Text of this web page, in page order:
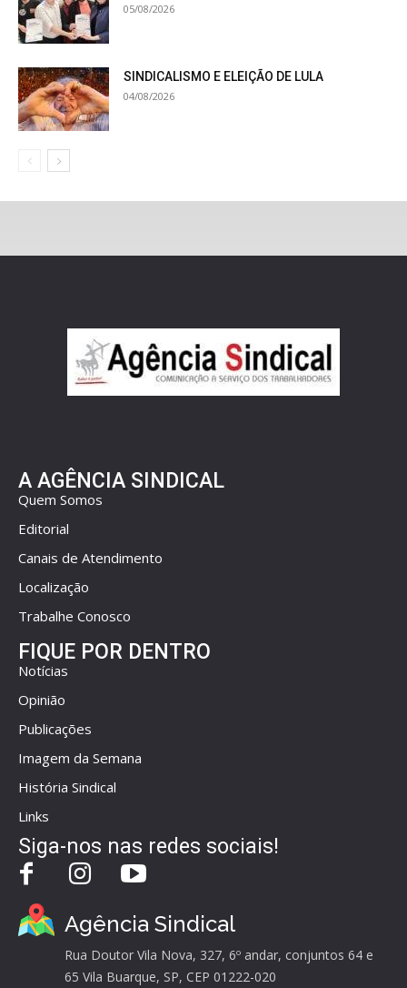
05/08/2026
SINDICALISMO E ELEIÇÃO DE LULA
04/08/2026
A AGÊNCIA SINDICAL
Quem Somos
Editorial
Canais de Atendimento
Localização
Trabalhe Conosco
FIQUE POR DENTRO
Notícias
Opinião
Publicações
Imagem da Semana
História Sindical
Links
Siga-nos nas redes sociais!
Agência Sindical
Rua Doutor Vila Nova, 327, 6º andar, conjuntos 64 e
65 Vila Buarque, SP, CEP 01222-020